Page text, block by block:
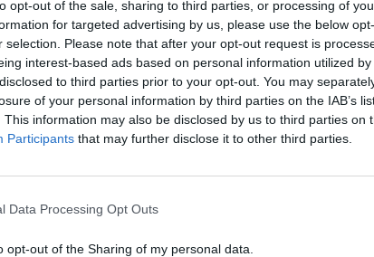
opt-out of the sale, sharing to third parties, or processing of
for targeted advertising by us, please use the below
selection. Please note that after your opt-out request is
interest-based ads based on personal information utilized
to third parties prior to your opt-out. You may
of your personal information by third parties on the IAB’s
This information may also be disclosed by us to third parties on
Participants that may further disclose it to other third parties.
Data Processing Opt Outs
opt-out of the Sharing of my personal data.
Mainos: